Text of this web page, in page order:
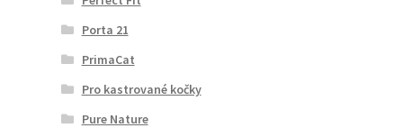
Porta 21
PrimaCat
Pro kastrované kočky
Pure Nature